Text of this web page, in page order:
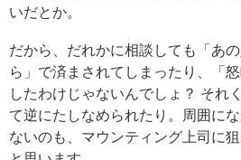
いだとか。
だから、だれかに相談しても「あ
ら」で済まされてしまったり、「
したわけじゃないんでしょ？ それ
て逆にたしなめられたり。周囲に
ないのも、マウンティング上司に